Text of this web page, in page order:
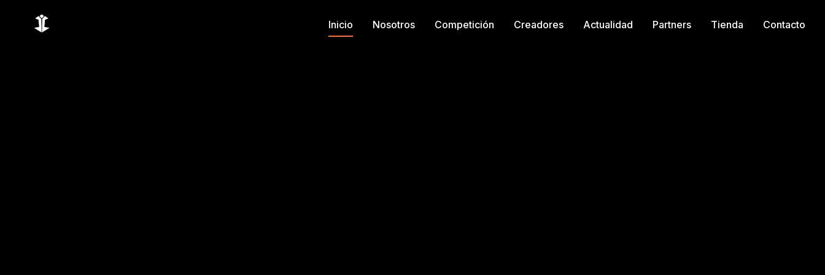
Inicio Nosotros Competición Creadores Actualidad Partners Tienda Contacto